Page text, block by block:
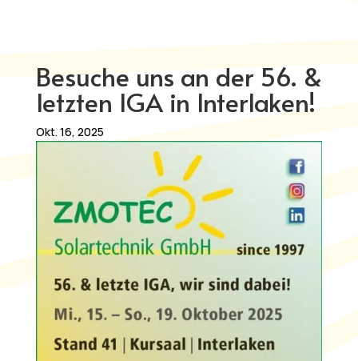
Besuche uns an der 56. &
letzten IGA in Interlaken!
Okt. 16, 2025